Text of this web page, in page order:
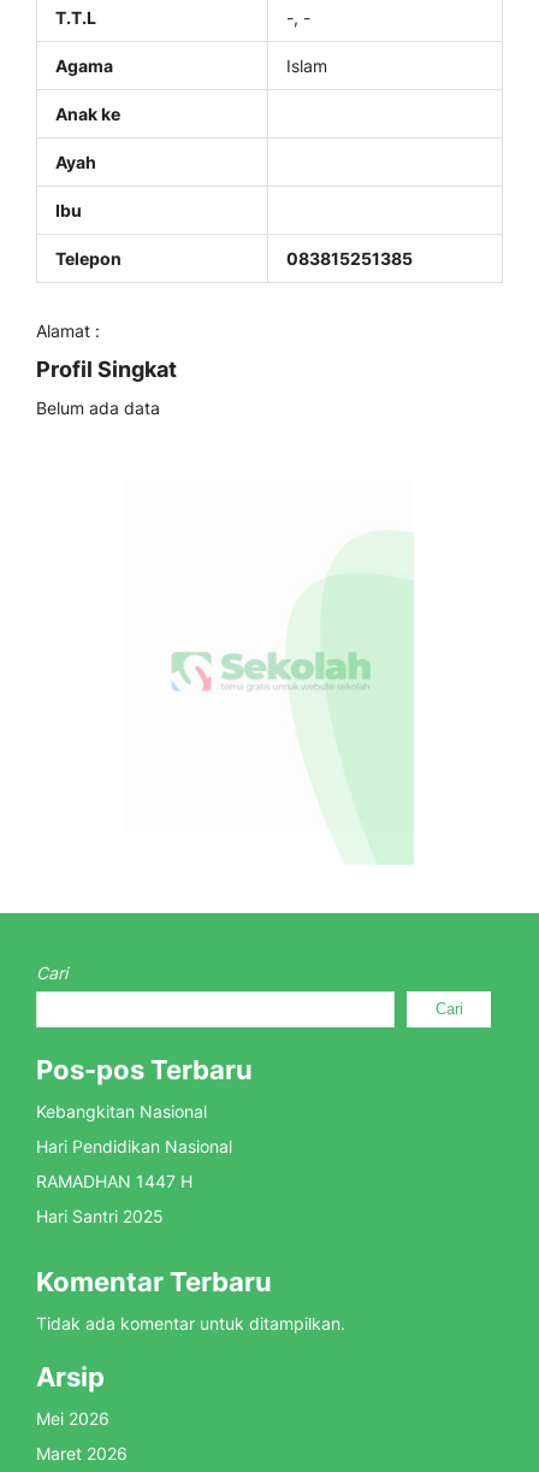
T.T.L -, -
Agama Islam
Anak ke
Ayah
Ibu
Telepon 083815251385
Alamat :
Profil Singkat
Belum ada data
Cari
Cari
Pos-pos Terbaru
Kebangkitan Nasional
Hari Pendidikan Nasional
RAMADHAN 1447 H
Hari Santri 2025
Komentar Terbaru
Tidak ada komentar untuk ditampilkan.
Arsip
Mei 2026
Maret 2026